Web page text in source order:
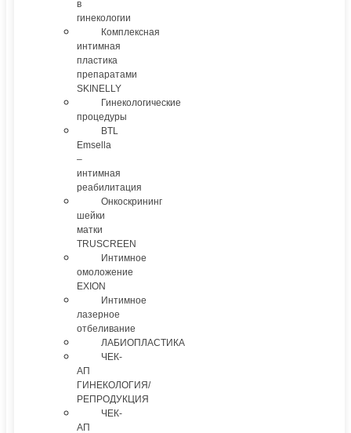
в
гинекологии
Комплексная
интимная
пластика
препаратами
SKINELLY
Гинекологические
процедуры
BTL
Emsella
–
интимная
реабилитация
Онкоскрининг
шейки
матки
TRUSCREEN
Интимное
омоложение
EXION
Интимное
лазерное
отбеливание
ЛАБИОПЛАСТИКА
ЧЕК-
АП
ГИНЕКОЛОГИЯ/
РЕПРОДУКЦИЯ
ЧЕК-
АП